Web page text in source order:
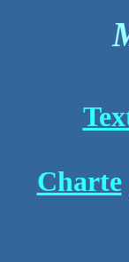
Charte